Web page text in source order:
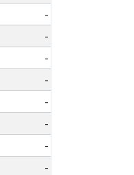
-
-
-
-
-
-
-
-